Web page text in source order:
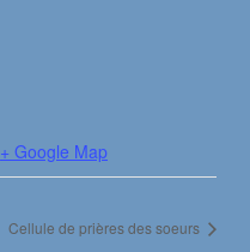
+ Google Map
Cellule de prières des soeurs